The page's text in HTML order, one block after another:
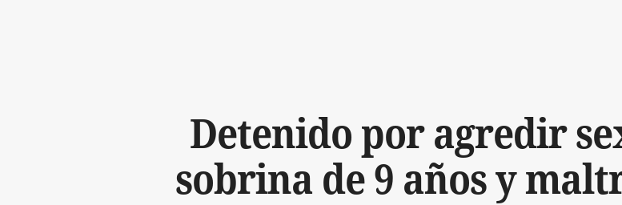
Detenido por agredir
sobrina de 9 años y